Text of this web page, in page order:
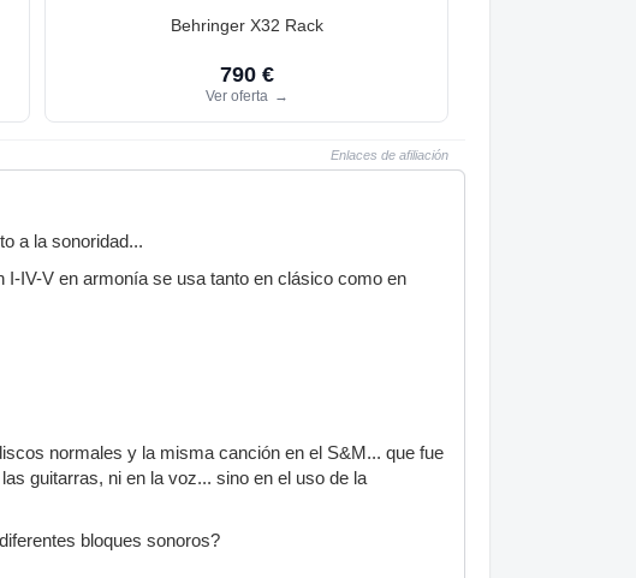
Behringer X32 Rack
790 €
Ver oferta →
Enlaces de afiliación
a la sonoridad...
IV-V en armonía se usa tanto en clásico como en
normales y la misma canción en el S&M... que fue
guitarras, ni en la voz... sino en el uso de la
bloques sonoros?